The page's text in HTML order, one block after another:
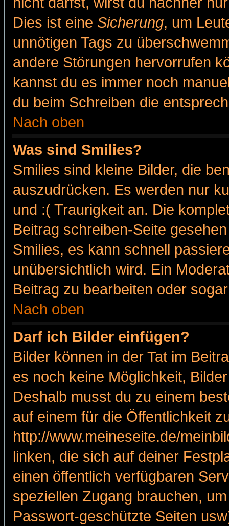
Dies ist eine Sicherung, um
unnötigen Tags zu
andere Störungen hervorrufen
kannst du es immer noch
du beim Schreiben die
Nach oben
Was sind Smilies?
Smilies sind kleine Bilder, die
auszudrücken. Es werden nur
und :( Traurigkeit an. Die
Beitrag schreiben-Seite
Smilies, es kann schnell
unübersichtlich wird. Ein
Beitrag zu bearbeiten oder
Nach oben
Darf ich Bilder einfügen?
Bilder können in der Tat im
es noch keine Möglichkeit,
Deshalb musst du zu einem
auf einem für die Öffentlichkeit
http://www.meineseite.de/
linken, die sich auf deiner
einen öffentlich verfügbaren
speziellen Zugang brauchen,
Passwort-geschützte Seiten